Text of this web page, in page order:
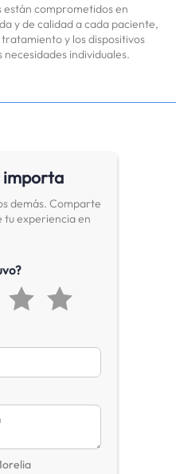
están comprometidos en
y de calidad a cada paciente,
y los dispositivos
necesidades individuales.
importa
demás. Comparte
tu experiencia en